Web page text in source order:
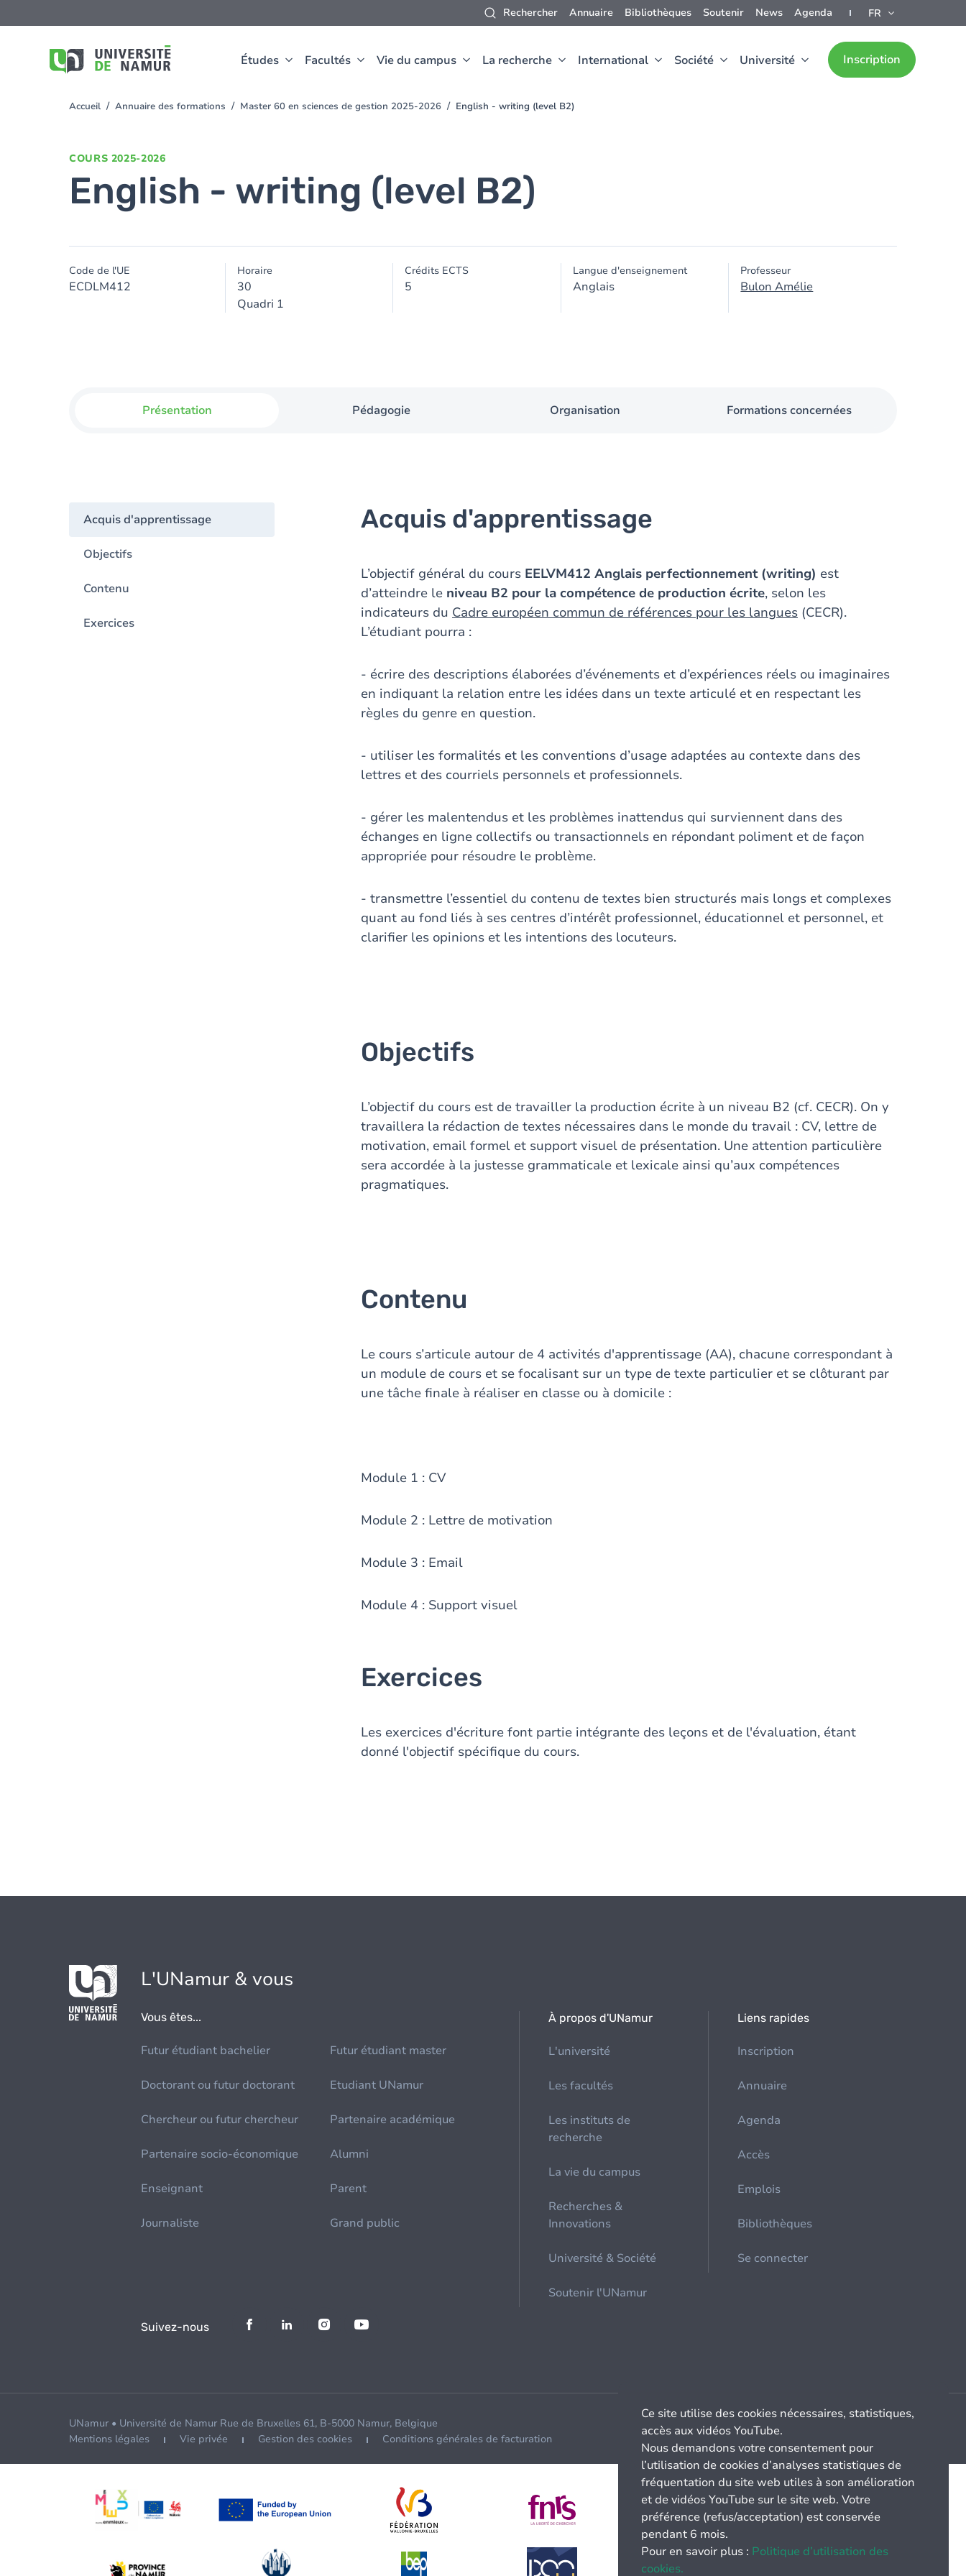
Rechercher Annuaire Bibliothèques Soutenir News Agenda FR
Études Facultés Vie du campus La recherche International Société Université Inscription
au
You
Accueil Annuaire des formations Master 60 en sciences de gestion 2025-2026 English - writing (level B2)
COURS 2025-2026
English - writing (level B2)
Code de l'UE
ECDLM412
Horaire
30
Quadri 1
Crédits ECTS
5
Langue d'enseignement
Anglais
Professeur
Bulon Amélie
Présentation Pédagogie Organisation Formations concernées
Acquis d'apprentissage
Objectifs
Contenu
Exercices
Acquis d'apprentissage
L’objectif général du cours EELVM412 Anglais perfectionnement (writing) est
d’atteindre le niveau B2 pour la compétence de production écrite, selon les
indicateurs du Cadre européen commun de références pour les langues (CECR).
L’étudiant pourra :
- écrire des descriptions élaborées d’événements et d’expériences réels ou imaginaires
en indiquant la relation entre les idées dans un texte articulé et en respectant les
règles du genre en question.
- utiliser les formalités et les conventions d’usage adaptées au contexte dans des
lettres et des courriels personnels et professionnels.
- gérer les malentendus et les problèmes inattendus qui surviennent dans des
échanges en ligne collectifs ou transactionnels en répondant poliment et de façon
appropriée pour résoudre le problème.
- transmettre l’essentiel du contenu de textes bien structurés mais longs et complexes
quant au fond liés à ses centres d’intérêt professionnel, éducationnel et personnel, et
clarifier les opinions et les intentions des locuteurs.
Objectifs
L’objectif du cours est de travailler la production écrite à un niveau B2 (cf. CECR). On y
travaillera la rédaction de textes nécessaires dans le monde du travail : CV, lettre de
motivation, email formel et support visuel de présentation. Une attention particulière
sera accordée à la justesse grammaticale et lexicale ainsi qu’aux compétences
pragmatiques.
Contenu
Le cours s’articule autour de 4 activités d'apprentissage (AA), chacune correspondant à
un module de cours et se focalisant sur un type de texte particulier et se clôturant par
une tâche finale à réaliser en classe ou à domicile :
Module 1 : CV
Module 2 : Lettre de motivation
Module 3 : Email
Module 4 : Support visuel
Exercices
Les exercices d'écriture font partie intégrante des leçons et de l'évaluation, étant
donné l'objectif spécifique du cours.
L'UNamur & vous
Vous êtes...
Futur étudiant bachelier Futur étudiant master
Doctorant ou futur doctorant Etudiant UNamur
Chercheur ou futur chercheur Partenaire académique
Partenaire socio-économique Alumni
Enseignant Parent
Journaliste Grand public
À propos d'UNamur
L'université
Les facultés
Les instituts de
recherche
La vie du campus
Recherches &
Innovations
Université & Société
Soutenir l'UNamur
Liens rapides
Inscription
Annuaire
Agenda
Accès
Emplois
Bibliothèques
Se connecter
Suivez-nous
UNamur • Université de Namur Rue de Bruxelles 61, B-5000 Namur, Belgique
Mentions légales
Vie privée Gestion des cookies Conditions générales de facturation
Ce site utilise des cookies nécessaires, statistiques,
accès aux vidéos YouTube.
Nous demandons votre consentement pour
l’utilisation de cookies d’analyses statistiques de
fréquentation du site web utiles à son amélioration
et de vidéos YouTube sur le site web. Votre
préférence (refus/acceptation) est conservée
pendant 6 mois.
Pour en savoir plus : Politique d’utilisation des
cookies.